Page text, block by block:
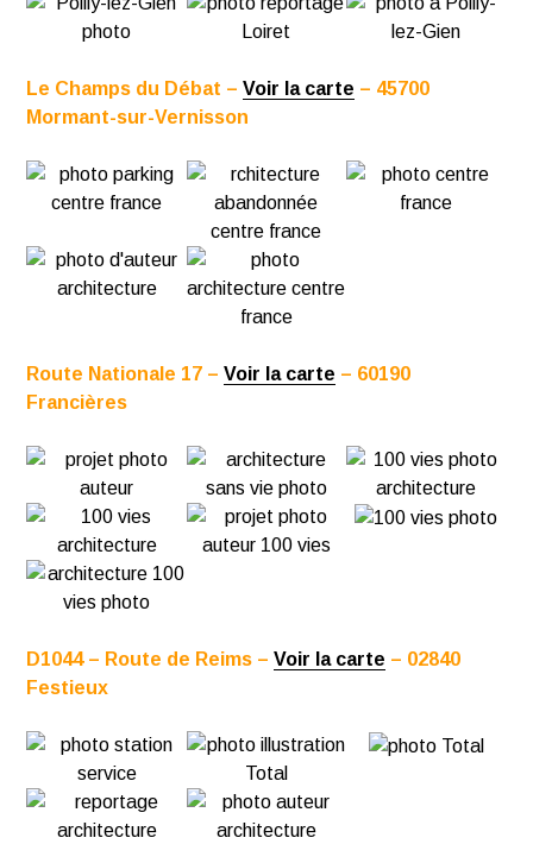
Le Champs du Débat –Voir la carte – 45700
Mormant-sur-Vernisson
Route Nationale 17 –Voir la carte – 60190
Francières
D1044 – Route de Reims –Voir la carte – 02840
Festieux